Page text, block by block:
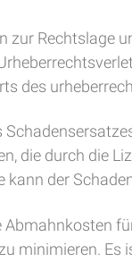
zur Rechtslage
des
die durch die
der
Abmahnkosten
minimieren.